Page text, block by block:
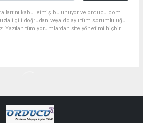
kabul etmiş bulunuyor ve orducu.com
ilgili doğrudan veya dolaylı tüm sorumluluğu
Yazılan tüm yorumlardan site yönetimi hiçbir